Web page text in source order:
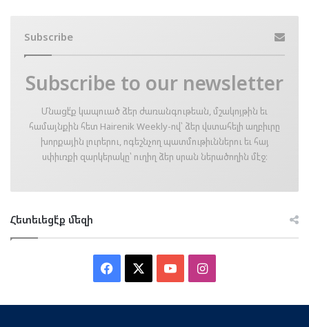
Subscribe
Subscribe to our newsletter
Մնացէ՛ք կապուած ձեր ժառանգութեան, մշակոյթին եւ
համայնքին հետ Hairenik Weekly-ով՝ ձեր վստահելի աղբիւրը
խորքային լուրերու, ոգեշնչող պատմութիւններու եւ հայ
սփիւռքի զարկերակը՝ ուղիղ ձեր սրան ներածողին մէջ։
Հետեւեցէ՛ք մեզի
Facebook YouTubeInstagram